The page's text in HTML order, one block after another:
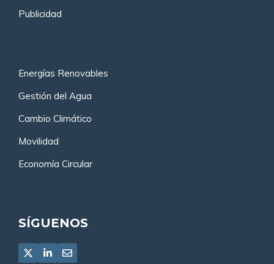
Publicidad
Energías Renovables
Gestión del Agua
Cambio Climático
Movilidad
Economía Circular
SÍGUENOS